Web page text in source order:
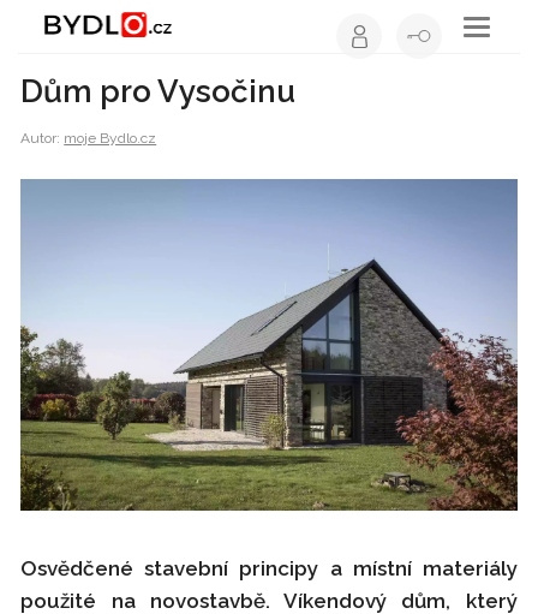
Toggle
Dům pro Vysočinu
Autor: moje Bydlo.cz
Osvědčené stavební principy a místní materiály
použité na novostavbě. Víkendový dům, který